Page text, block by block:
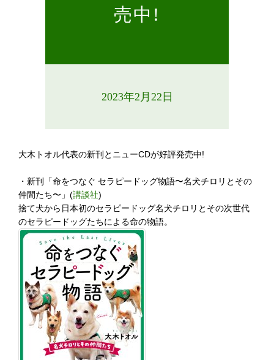
売中!
2023年2月22日
大木トオル代表の新刊とニューCDが好評発売中!
・新刊「命をつなぐ セラピードッグ物語〜名犬チロリとその
仲間たち〜」(講談社)
捨て犬から日本初のセラピードッグ名犬チロリとその次世代
のセラピードッグたちによる命の物語。